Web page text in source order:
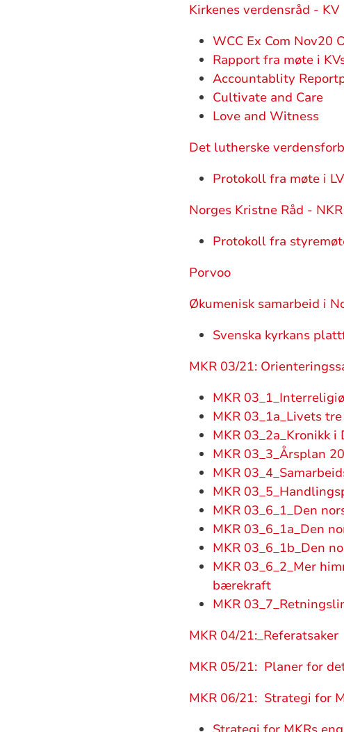
Kirkenes verdensråd - KV
WCC Ex Com Nov20
Rapport fra møte i
Accountablity
Cultivate and Care
Love and Witness
Det lutherske
Protokoll fra møte i
Norges Kristne Råd - NKR
Protokoll fra
Porvoo
Økumenisk samarbeid i
Svenska kyrkans
MKR 03/21:
MKR
MKR 03_1a_Livets
MKR 03_2a_Kronikk i
MKR 03_3_Årsplan
MKR
MKR
MKR 03_6_1_Den
MKR 03_6_1a_Den
MKR 03_6_1b_Den
MKR 03_6_2_Mer
bærekraft
MKR
MKR 04/21:_Referatsaker
MKR 05/21: Planer for
MKR 06/21: Strategi for